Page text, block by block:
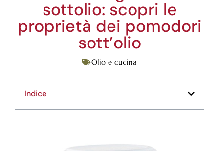
sottolio: scopri le
proprietà dei pomodori
sott’olio
Olio e cucina
Indice